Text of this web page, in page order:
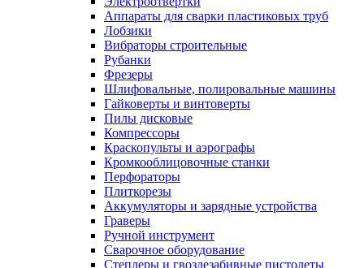
Аппараты для сварки пластиковых труб
Лобзики
Вибраторы строительные
Рубанки
Фрезеры
Шлифовальные, полировальные машины
Гайковерты и винтоверты
Пилы дисковые
Компрессоры
Краскопульты и аэрографы
Кромкооблицовочные станки
Перфораторы
Плиткорезы
Аккумуляторы и зарядные устройства
Граверы
Ручной инструмент
Сварочное оборудование
Степлеры и гвоздезабивные пистолеты